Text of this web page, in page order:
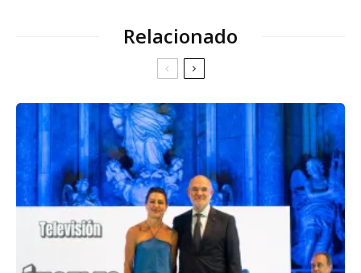
Relacionado